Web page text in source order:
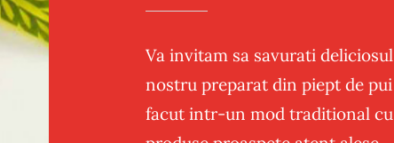
Va invitam sa savurati deliciosul
nostru preparat din piept de pui
facut intr-un mod traditional cu